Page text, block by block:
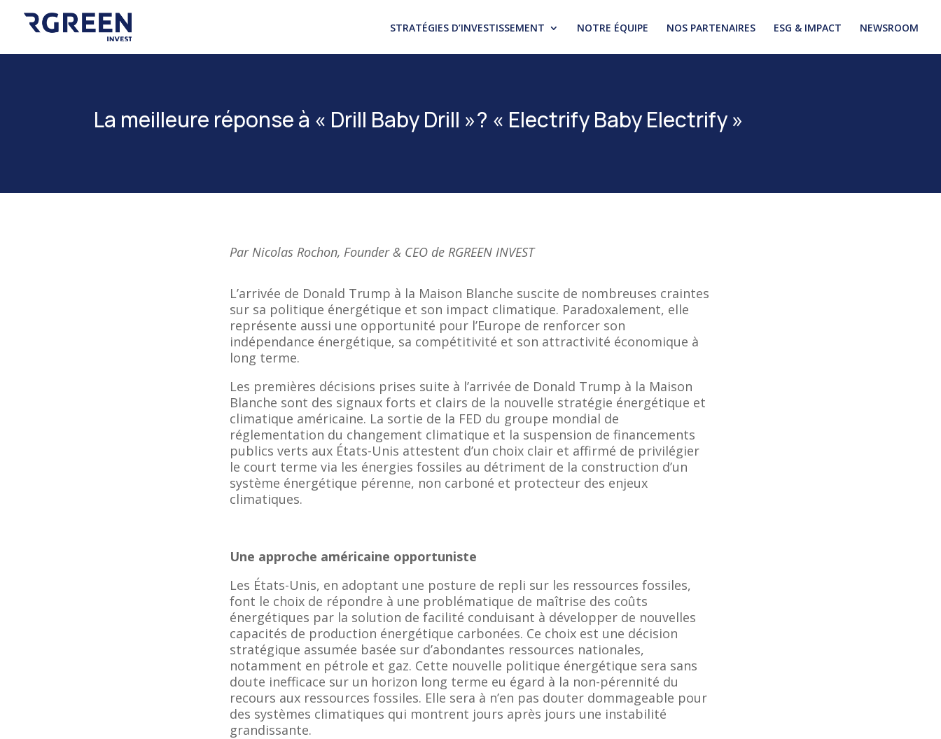
STRATÉGIES D’INVESTISSEMENT NOTRE ÉQUIPE NOS PARTENAIRES ESG & IMPACT NEWSROOM
La meilleure réponse à « Drill Baby Drill »? « Electrify Baby Electrify »
Par Nicolas Rochon, Founder & CEO de RGREEN INVEST
L’arrivée de Donald Trump à la Maison Blanche suscite de nombreuses craintes
sur sa politique énergétique et son impact climatique. Paradoxalement, elle
représente aussi une opportunité pour l’Europe de renforcer son
indépendance énergétique, sa compétitivité et son attractivité économique à
long terme.
Les premières décisions prises suite à l’arrivée de Donald Trump à la Maison
Blanche sont des signaux forts et clairs de la nouvelle stratégie énergétique et
climatique américaine. La sortie de la FED du groupe mondial de
réglementation du changement climatique et la suspension de financements
publics verts aux États-Unis attestent d’un choix clair et affirmé de privilégier
le court terme via les énergies fossiles au détriment de la construction d’un
système énergétique pérenne, non carboné et protecteur des enjeux
climatiques.
Une approche américaine opportuniste
Les États-Unis, en adoptant une posture de repli sur les ressources fossiles,
font le choix de répondre à une problématique de maîtrise des coûts
énergétiques par la solution de facilité conduisant à développer de nouvelles
capacités de production énergétique carbonées. Ce choix est une décision
stratégique assumée basée sur d’abondantes ressources nationales,
notamment en pétrole et gaz. Cette nouvelle politique énergétique sera sans
doute inefficace sur un horizon long terme eu égard à la non-pérennité du
recours aux ressources fossiles. Elle sera à n’en pas douter dommageable pour
des systèmes climatiques qui montrent jours après jours une instabilité
grandissante.